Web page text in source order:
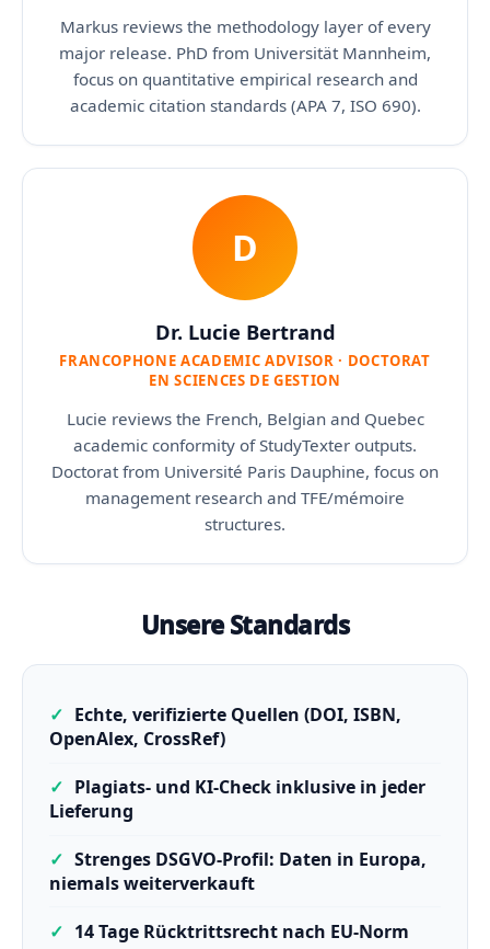
Markus reviews the methodology layer of every
major release. PhD from Universität Mannheim,
focus on quantitative empirical research and
academic citation standards (APA 7, ISO 690).
D
Dr. Lucie Bertrand
FRANCOPHONE ACADEMIC ADVISOR · DOCTORAT
EN SCIENCES DE GESTION
Lucie reviews the French, Belgian and Quebec
academic conformity of StudyTexter outputs.
Doctorat from Université Paris Dauphine, focus on
management research and TFE/mémoire
structures.
Unsere Standards
✓ Echte, verifizierte Quellen (DOI, ISBN,
OpenAlex, CrossRef)
✓ Plagiats- und KI-Check inklusive in jeder
Lieferung
✓ Strenges DSGVO-Profil: Daten in Europa,
niemals weiterverkauft
✓ 14 Tage Rücktrittsrecht nach EU-Norm